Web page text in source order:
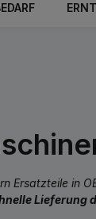
Ersatzteile in
Lieferung